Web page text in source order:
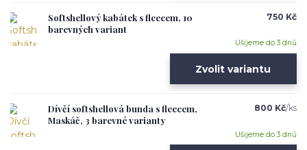
Softshellový kabátek s fleecem, 10
barevných variant
750 Kč
Ušijeme do 3 dnů
Zvolit variantu
Dívčí softshellová bunda s fleecem,
Maskáč, 3 barevné varianty
800 Kč/ks
Ušijeme do 3 dnů